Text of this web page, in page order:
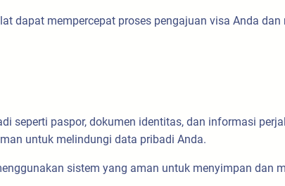
dapat mempercepat proses pengajuan visa Anda
seperti paspor, dokumen identitas, dan informasi
untuk melindungi data pribadi Anda.
sistem yang aman untuk menyimpan dan